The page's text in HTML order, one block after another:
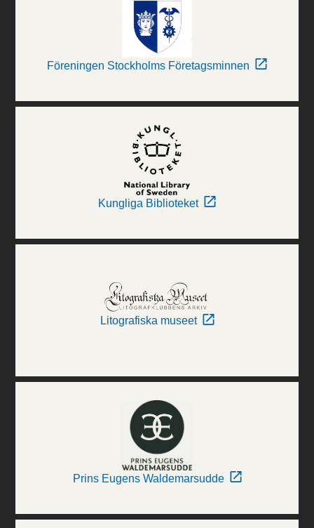
Föreningen Stockholms Företagsminnen
Kungliga Biblioteket
Litografiska museet
Prins Eugens Waldemarsudde